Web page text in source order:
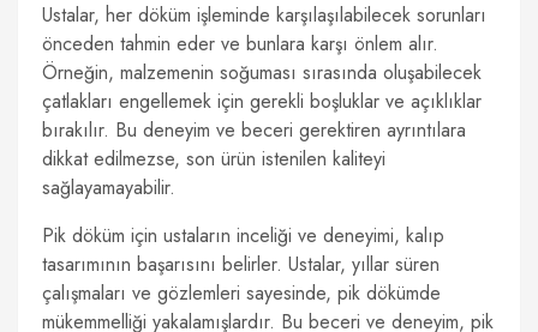
Ustalar, her döküm işleminde karşılaşılabilecek sorunları
önceden tahmin eder ve bunlara karşı önlem alır.
Örneğin, malzemenin soğuması sırasında oluşabilecek
çatlakları engellemek için gerekli boşluklar ve açıklıklar
bırakılır. Bu deneyim ve beceri gerektiren ayrıntılara
dikkat edilmezse, son ürün istenilen kaliteyi
sağlayamayabilir.
Pik döküm için ustaların inceliği ve deneyimi, kalıp
tasarımının başarısını belirler. Ustalar, yıllar süren
çalışmaları ve gözlemleri sayesinde, pik dökümde
mükemmelliği yakalamışlardır. Bu beceri ve deneyim, pik